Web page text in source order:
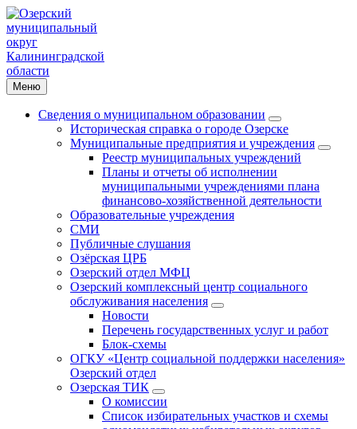
Меню
Сведения о муниципальном образовании
Историческая справка о городе Озерске
Муниципальные предприятия и учреждения
Реестр муниципальных учреждений
Планы и отчеты об исполнении
муниципальными учреждениями плана
финансово-хозяйственной деятельности
Образовательные учреждения
СМИ
Публичные слушания
Озёрская ЦРБ
Озерский отдел МФЦ
Озерский комплексный центр социального
обслуживания населения
Новости
Перечень государственных услуг и работ
Блок-схемы
ОГКУ «Центр социальной поддержки населения»
Озерский отдел
Озерская ТИК
О комиссии
Список избирательных участков и схемы